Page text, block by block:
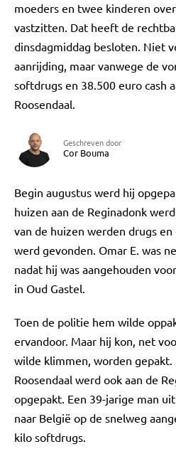
moeders en twee kinderen
vastzitten. Dat heeft de
dinsdagmiddag besloten. Niet
aanrijding, maar vanwege de
softdrugs en 38.500 euro cash
Roosendaal.
Geschreven door
Cor Bouma
Begin augustus werd hij
huizen aan de Reginadonk
van de huizen werden drugs
werd gevonden. Omar E. was
nadat hij was aangehouden
in Oud Gastel.
Toen de politie hem wilde
ervandoor. Maar hij kon, net
wilde klimmen, worden gepakt.
Roosendaal werd ook aan de
opgepakt. Een 39-jarige man
naar België op de snelweg
kilo softdrugs.